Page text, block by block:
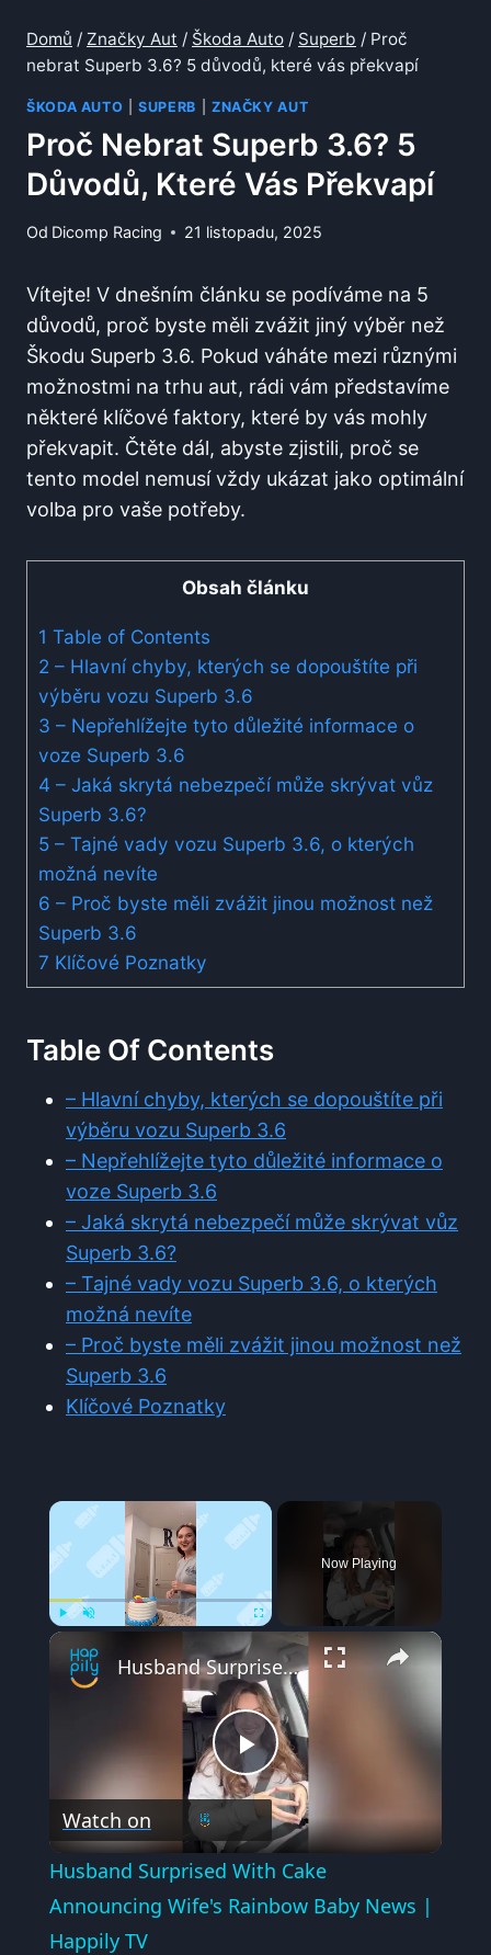
Domů / Značky Aut / Škoda Auto / Superb / Proč
nebrat Superb 3.6? 5 důvodů, které vás překvapí
ŠKODA AUTO |SUPERB ZNAČKY AUT
Proč Nebrat Superb 3.6? 5
Důvodů, Které Vás Překvapí
Od Dicomp Racing 21 listopadu, 2025
Vítejte! V dnešním článku se podíváme na 5
důvodů, proč byste měli zvážit jiný výběr než
Škodu Superb 3.6. Pokud váháte mezi různými
možnostmi na trhu aut, rádi vám představíme
některé klíčové faktory, které by vás mohly
překvapit. Čtěte dál, abyste zjistili, proč se
tento model nemusí vždy ukázat jako optimální
volba pro vaše potřeby.
Obsah článku
1 Table of Contents
2 – Hlavní chyby, kterých se dopouštíte při
výběru vozu Superb 3.6
3 – Nepřehlížejte tyto důležité informace o
voze Superb 3.6
4 – Jaká skrytá nebezpečí může skrývat vůz
Superb 3.6?
5 – Tajné vady vozu Superb 3.6, o kterých
možná nevíte
6 – Proč byste měli zvážit jinou možnost než
Superb 3.6
7 Klíčové Poznatky
Table Of Contents
– Hlavní chyby, kterých se dopouštíte při
výběru vozu Superb 3.6
– Nepřehlížejte tyto důležité informace o
voze Superb 3.6
– Jaká skrytá nebezpečí může skrývat vůz
Superb 3.6?
– Tajné vady vozu Superb 3.6, o kterých
možná nevíte
– Proč byste měli zvážit jinou možnost než
Superb 3.6
Klíčové Poznatky
×
Now Playing
×
Play
Video
Husband Surprised With Cake Announcing Wife's Rainbow Baby News | Happily TV
Watch on
Husband Surprised With Cake
Announcing Wife's Rainbow Baby News |
Happily TV